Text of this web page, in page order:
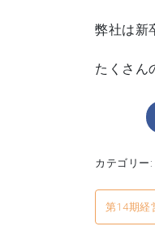
弊社は新
たくさん
カテゴリー:
投
稿
第14期経